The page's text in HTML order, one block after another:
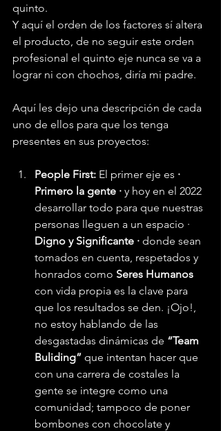
quinto.
Y aquí el orden de los factores sí altera
el producto, de no seguir este orden
profesional el quinto eje nunca se va a
lograr ni con chochos, diría mi padre.
Aquí les dejo una descripción de cada
uno de ellos para que los tenga
presentes en sus proyectos:
People First: El primer eje es ·
Primero la gente · y hoy en el 2022
desarrollar todo para que nuestras
personas lleguen a un espacio ·
Digno y Significante · donde sean
tomados en cuenta, respetados y
honrados como Seres Humanos
con vida propia es la clave para
que los resultados se den. ¡Ojo!,
no estoy hablando de las
desgastadas dinámicas de “Team
Buliding” que intentan hacer que
con una carrera de costales la
gente se integre como una
comunidad; tampoco de poner
bombones con chocolate y